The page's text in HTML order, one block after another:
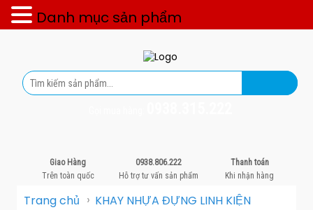
Giao Hàng
Trên toàn quốc
0938.806.222
Hỗ trợ tư vấn sản phẩm
Thanh toán
Khi nhận hàng
Trang chủ › KHAY NHỰA ĐỰNG LINH KIỆN
Danh mục sản phẩm